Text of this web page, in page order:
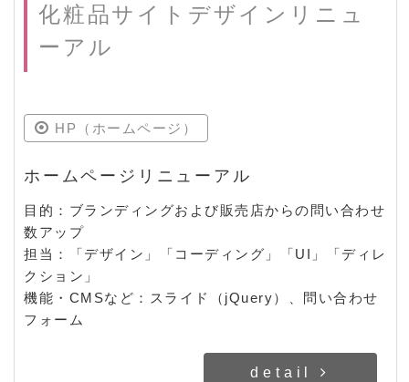
化粧品サイトデザインリニュ
ーアル
HP（ホームページ）
ホームページリニューアル
目的：ブランディングおよび販売店からの問い合わせ
数アップ
担当：「デザイン」「コーディング」「UI」「ディレ
クション」
機能・CMSなど：スライド（jQuery）、問い合わせ
フォーム
detail